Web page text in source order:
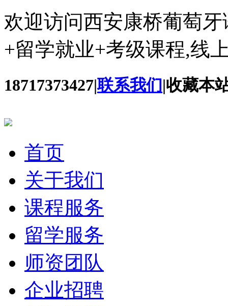
欢迎访问西安康桥葡萄
+留学就业+考级课程,线
18717373427|联系我们|收藏本
首页
关于我们
课程服务
留学服务
师资团队
企业招聘